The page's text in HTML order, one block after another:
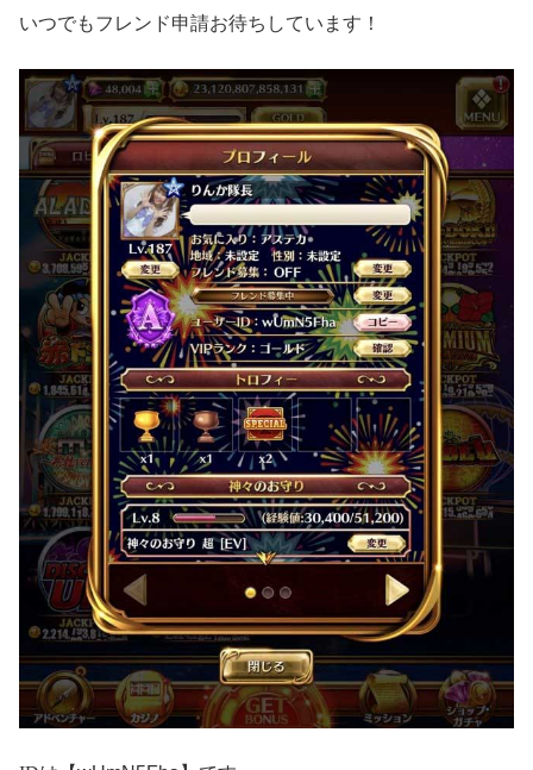
いつでもフレンド申請お待ちしています！